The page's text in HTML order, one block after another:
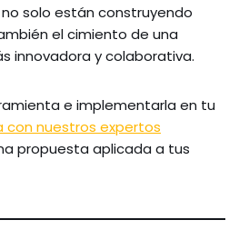
solo están construyendo
el cimiento de una
innovadora y colaborativa.
e implementarla en tu
nuestros expertos
propuesta aplicada a tus